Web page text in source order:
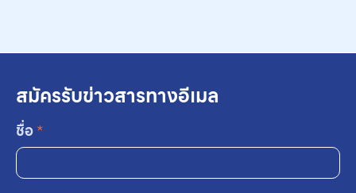
สมัครรับข่าวสารทางอีเมล
ชื่อ*